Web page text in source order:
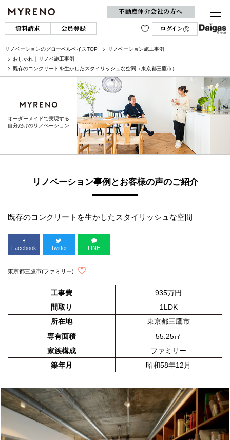
不動産仲介会社の方へ
資料請求
会員登録 ログイン
リノベーションのグローベルベイスTOP
リノベーション施工事例
おしゃれ｜リノベ施工事例
既存のコンクリートを生かしたスタイリッシュな空間（東京都三鷹市）
オーダーメイドで実現する
自分だけのリノベーション
リノベーション事例とお客様の声のご紹介
既存のコンクリートを生かしたスタイリッシュな空間
Facebook Twitter LINE
東京都三鷹市(ファミリー)
工事費
935万円
間取り
1LDK
所在地
東京都三鷹市
専有面積
55.25㎡
家族構成
ファミリー
築年月
昭和58年12月